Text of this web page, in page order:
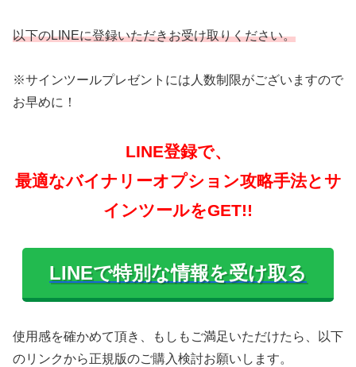
以下のLINEに登録いただきお受け取りください。
※サインツールプレゼントには人数制限がございますので
お早めに！
LINE登録で、
最適なバイナリーオプション攻略手法とサ
インツールをGET!!
LINEで特別な情報を受け取る
使用感を確かめて頂き、もしもご満足いただけたら、以下
のリンクから正規版のご購入検討お願いします。